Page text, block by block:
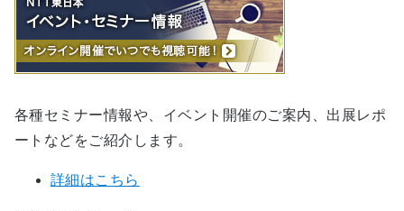
各種セミナー情報や、イベント開催のご案内、出展レポ
ートなどをご紹介します。
詳細はこちら